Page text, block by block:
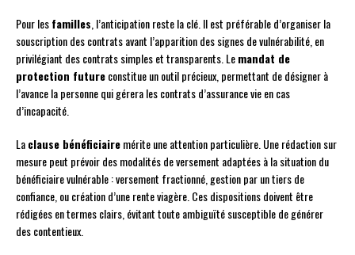
Pour lesfamilles , l’anticipation reste la clé. Il est préférable d’organiser la
souscription des contrats avant l’apparition des signes de vulnérabilité, en
privilégiant des contrats simples et transparents. Lemandat de
protection futureconstitue un outil précieux, permettant de désigner à
l’avance la personne qui gérera les contrats d’assurance vie en cas
d’incapacité.
Laclause bénéficiairemérite une attention particulière. Une rédaction sur
mesure peut prévoir des modalités de versement adaptées à la situation du
bénéficiaire vulnérable : versement fractionné, gestion par un tiers de
confiance, ou création d’une rente viagère. Ces dispositions doivent être
rédigées en termes clairs, évitant toute ambiguïté susceptible de générer
des contentieux.